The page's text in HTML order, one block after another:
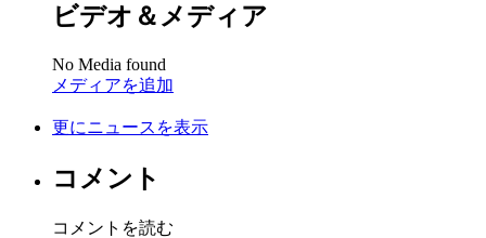
ビデオ＆メディア
No Media found
メディアを追加
更にニュースを表示
コメント
コメントを読む